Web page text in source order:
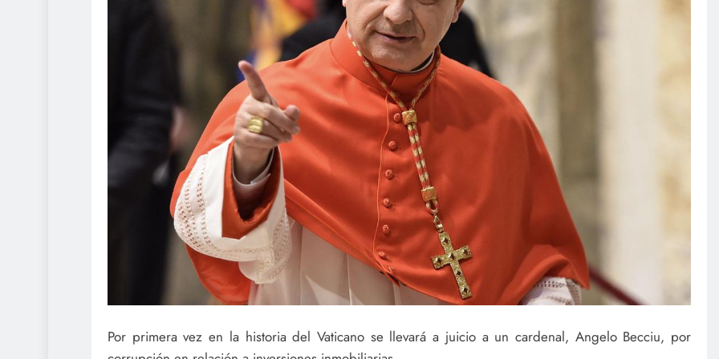
Por primera vez en la historia del Vaticano se llevará a juicio a un cardenal, Angelo Becciu, por